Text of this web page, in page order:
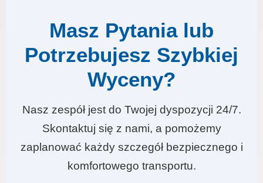
Masz Pytania lub
Potrzebujesz Szybkiej
Wyceny?
Nasz zespół jest do Twojej dyspozycji 24/7.
Skontaktuj się z nami, a pomożemy
zaplanować każdy szczegół bezpiecznego i
komfortowego transportu.